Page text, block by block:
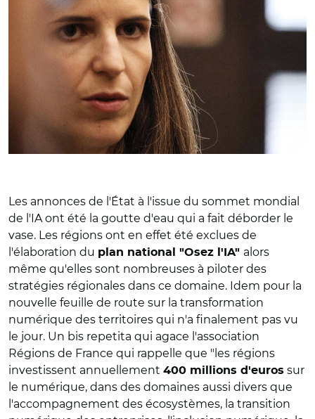
Les annonces de l'État à l'issue du sommet mondial
de l'IA ont été la goutte d'eau qui a fait déborder le
vase. Les régions ont en effet été exclues de
l'élaboration du plan national "Osez l'IA" alors
même qu'elles sont nombreuses à piloter des
stratégies régionales dans ce domaine. Idem pour la
nouvelle feuille de route sur la transformation
numérique des territoires qui n'a finalement pas vu
le jour. Un bis repetita qui agace l'association
Régions de France qui rappelle que "les régions
investissent annuellement 400 millions d'euros sur
le numérique, dans des domaines aussi divers que
l'accompagnement des écosystèmes, la transition